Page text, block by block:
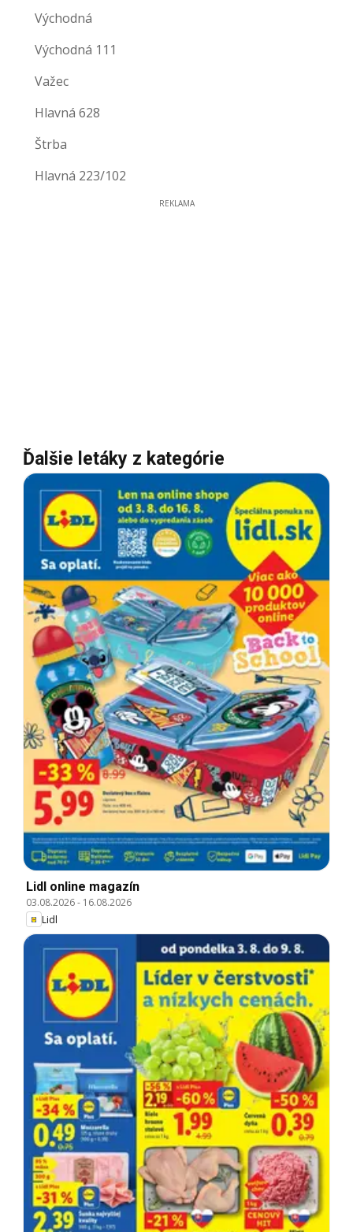
Východná
Východná 111
Važec
Hlavná 628
Štrba
Hlavná 223/102
REKLAMA
Ďalšie letáky z kategórie
Lidl online magazín
03.08.2026- 16.08.2026
Lidl